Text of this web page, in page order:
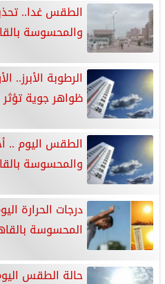
الطقس غدا..
والمحسوسة بالقاهرة
ظواهر جوية
الطقس اليوم ..
والمحسوسة بالقاهرة
المحسوسة بالقاهرة